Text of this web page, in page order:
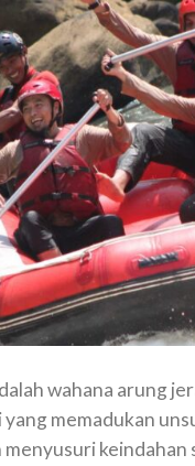
wahana arung
yang memadukan
keindahan